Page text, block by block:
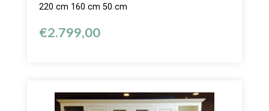
220 cm 160 cm 50 cm
€2.799,00